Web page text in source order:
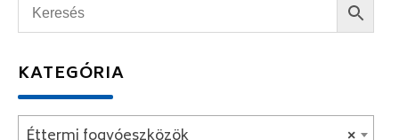
KATEGÓRIA